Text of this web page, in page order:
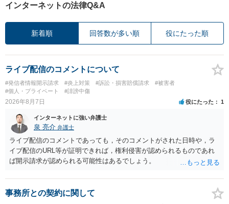
インターネットの法律Q&A
新着順 回答数が多い順 役にたった順
ライブ配信のコメントについて
#発信者情報開示請求 #炎上対策 #訴訟・損害賠償請求
#被害者
#個人・プライベート
#誹謗中傷
2026年8月7日 役にたった 1
インターネットに強い弁護士
泉 亮介 弁護士
ライブ配信のコメントであっても，そのコメントがされた日時や，ラ
イブ配信のURL等が証明できれば，権利侵害が認められるものであれ
ば開示請求が認められる可能性はあるでしょう。
事務所との契約に関して